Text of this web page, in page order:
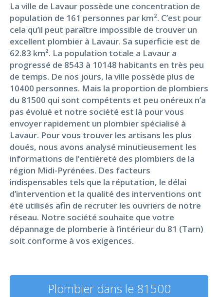
La ville de Lavaur possède une concentration de
population de 161 personnes par km². C’est pour
cela qu’il peut paraître impossible de trouver un
excellent plombier à Lavaur. Sa superficie est de
62.83 km². La population totale a Lavaur a
progressé de 8543 à 10148 habitants en très peu
de temps. De nos jours, la ville possède plus de
10400 personnes. Mais la proportion de plombiers
du 81500 qui sont compétents et peu onéreux n’a
pas évolué et notre société est là pour vous
envoyer rapidement un plombier spécialisé à
Lavaur. Pour vous trouver les artisans les plus
doués, nous avons analysé minutieusement les
informations de l’entièreté des plombiers de la
région Midi-Pyrénées. Des facteurs
indispensables tels que la réputation, le délai
d’intervention et la qualité des interventions ont
été utilisés afin de recruter les ouvriers de notre
réseau. Notre société souhaite que votre
dépannage de plomberie à l’intérieur du 81 (Tarn)
soit conforme à vos exigences.
Plombier dans le 81500